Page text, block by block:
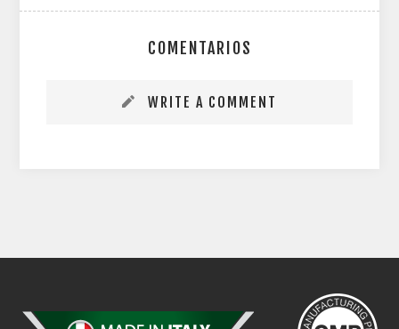
COMENTARIOS
WRITE A COMMENT